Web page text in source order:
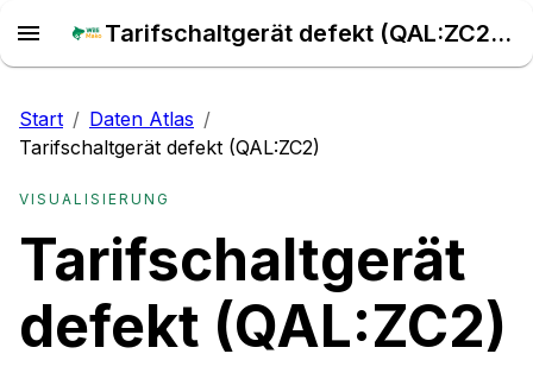
Tarifschaltgerät defekt (QAL:ZC2) – Daten Atlas
Start / Daten Atlas /
Tarifschaltgerät defekt (QAL:ZC2)
VISUALISIERUNG
Tarifschaltgerät
defekt (QAL:ZC2)